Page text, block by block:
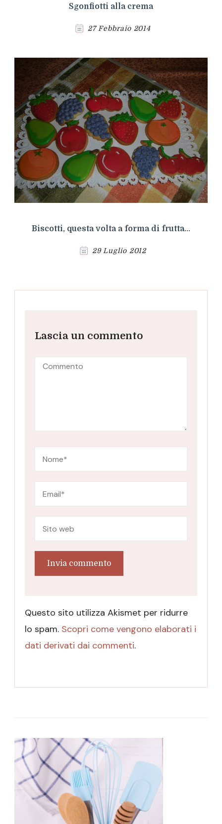
Sgonfiotti alla crema
27 Febbraio 2014
Biscotti, questa volta a forma di frutta…
29 Luglio 2012
Lascia un commento
Questo sito utilizza Akismet per ridurre
lo spam. Scopri come vengono elaborati i
dati derivati dai commenti.